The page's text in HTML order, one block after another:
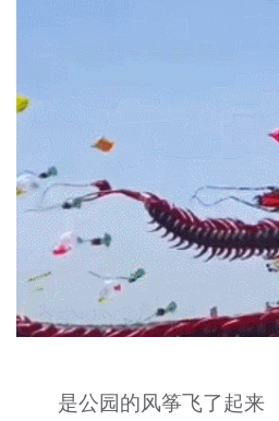
是公园的风筝飞了起来